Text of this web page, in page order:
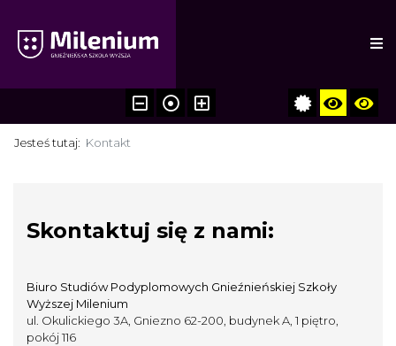
Jesteś tutaj: Kontakt
Skontaktuj się z nami:
Biuro Studiów Podyplomowych Gnieźnieńskiej Szkoły
Wyższej Milenium
ul. Okulickiego 3A, Gniezno 62-200, budynek A, 1 piętro,
pokój 116